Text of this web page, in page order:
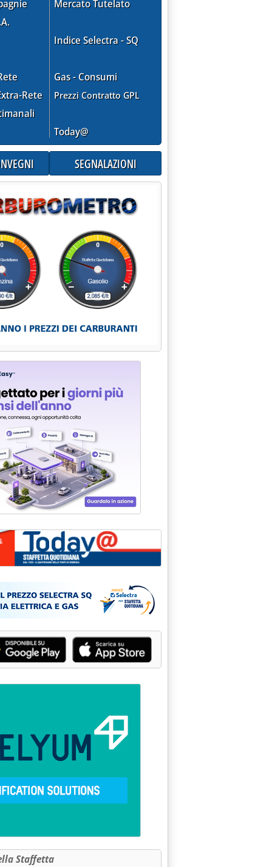
Rete
Mercato Tutelato
Indice Selectra - SQ
Gas - Consumi
Prezzi Contratto GPL
Today@
SEGNALAZIONI
Staffetta